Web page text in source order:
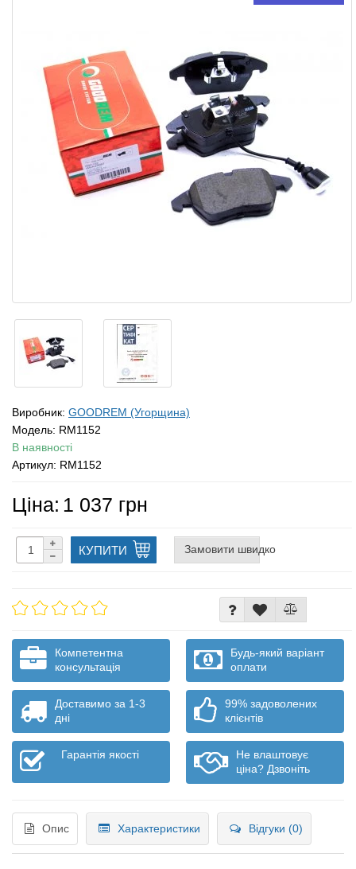
Виробник: GOODREM (Угорщина)
Модель: RM1152
В наявності
Артикул: RM1152
Ціна: 1 037 грн
КУПИТИ Замовити швидко
Компетентна
консультація
Будь-який варіант
оплати
Доставимо за 1-3
дні
99% задоволених
клієнтів
Гарантія якості
Не влаштовує
ціна? Дзвоніть
Опис Характеристики Відгуки (0)